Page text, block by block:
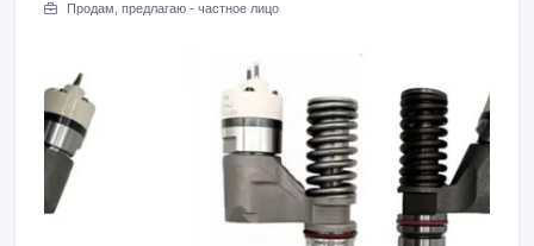
Продам, предлагаю - частное лицо